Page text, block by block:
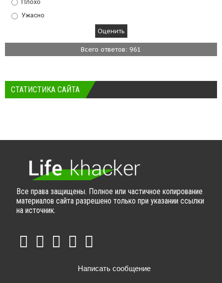
Ужасно
Всего ответов: 961
СТАТИСТИКА САЙТА
Все права защищены. Полное или частичное копирование
материалов сайта разрешено только при указании ссылки
на источник.
Написать сообщение